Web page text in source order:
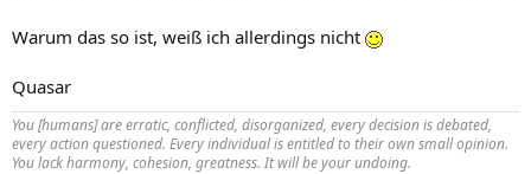
Warum das so ist, weiß ich allerdings nicht
Quasar
You [humans] are erratic, conflicted, disorganized, every decision is debated,
every action questioned. Every individual is entitled to their own small opinion.
You lack harmony, cohesion, greatness. It will be your undoing.